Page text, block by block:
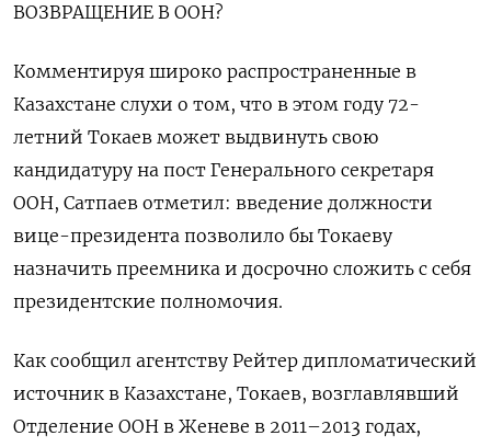
ВОЗВРАЩЕНИЕ В ООН?
Комментируя широко распространенные в
Казахстане слухи о том, ​что в этом году 72-
летний Токаев может выдвинуть свою
кандидатуру на пост Генерального секретаря
ООН, Сатпаев отметил: введение должности
вице-президента позволило бы ‌Токаеву
назначить преемника и досрочно сложить с себя
президентские полномочия.
Как сообщил агентству Рейтер дипломатический
источник в Казахстане, Токаев, возглавлявший
Отделение ООН в Женеве в 2011–2013 годах,